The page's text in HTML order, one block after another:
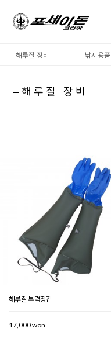
해루질 장비 낚시용품
해루질 장비
해루질 부력장갑
17,000 won